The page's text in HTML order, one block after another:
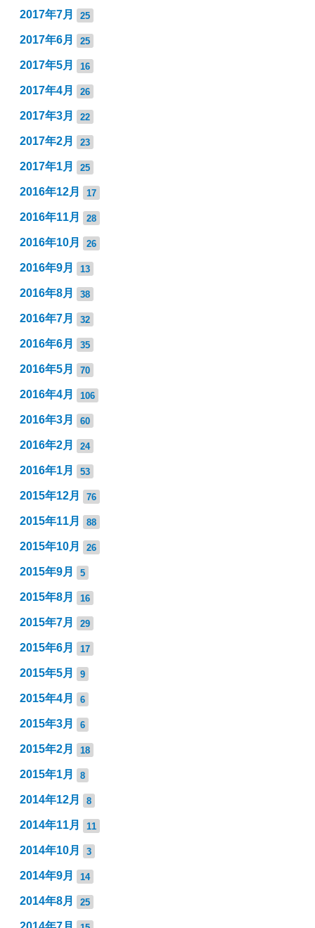
2017年7月 25
2017年6月 25
2017年5月 16
2017年4月 26
2017年3月 22
2017年2月 23
2017年1月 25
2016年12月 17
2016年11月 28
2016年10月 26
2016年9月 13
2016年8月 38
2016年7月 32
2016年6月 35
2016年5月 70
2016年4月 106
2016年3月 60
2016年2月 24
2016年1月 53
2015年12月 76
2015年11月 88
2015年10月 26
2015年9月 5
2015年8月 16
2015年7月 29
2015年6月 17
2015年5月 9
2015年4月 6
2015年3月 6
2015年2月 18
2015年1月 8
2014年12月 8
2014年11月 11
2014年10月 3
2014年9月 14
2014年8月 25